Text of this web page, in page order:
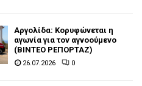
Αργολίδα: Κορυφώνεται η
αγωνία για τον αγνοούμενο
(ΒΙΝΤΕΟ ΡΕΠΟΡΤΑΖ)
26.07.2026 0